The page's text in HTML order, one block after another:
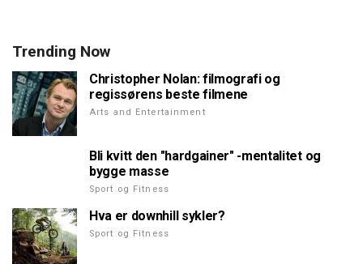
Trending Now
Christopher Nolan: filmografi og
regissørens beste filmene
Arts and Entertainment
Bli kvitt den "hardgainer" -mentalitet og
bygge masse
Sport og Fitness
Hva er downhill sykler?
Sport og Fitness